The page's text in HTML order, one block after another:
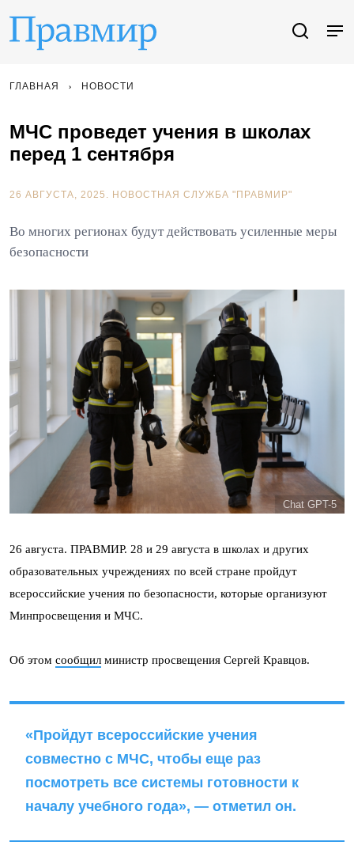
ГЛАВНАЯ НОВОСТИ
МЧС проведет учения в школах
перед 1 сентября
26 АВГУСТА, 2025. НОВОСТНАЯ СЛУЖБА "ПРАВМИР"
Во многих регионах будут действовать усиленные меры
безопасности
Chat GPT-5
26 августа. ПРАВМИР. 28 и 29 августа в школах и других
образовательных учреждениях по всей стране пройдут
всероссийские учения по безопасности, которые организуют
Минпросвещения и МЧС.
Об этом сообщил министр просвещения Сергей Кравцов.
«Пройдут всероссийские учения
совместно с МЧС, чтобы еще раз
посмотреть все системы готовности к
началу учебного года», — отметил он.